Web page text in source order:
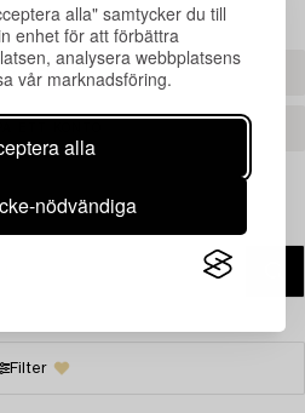
alla" samtycker du till
enhet för att förbättra
analysera webbplatsens
vår marknadsföring.
alla
nödvändiga
DIG
Filter